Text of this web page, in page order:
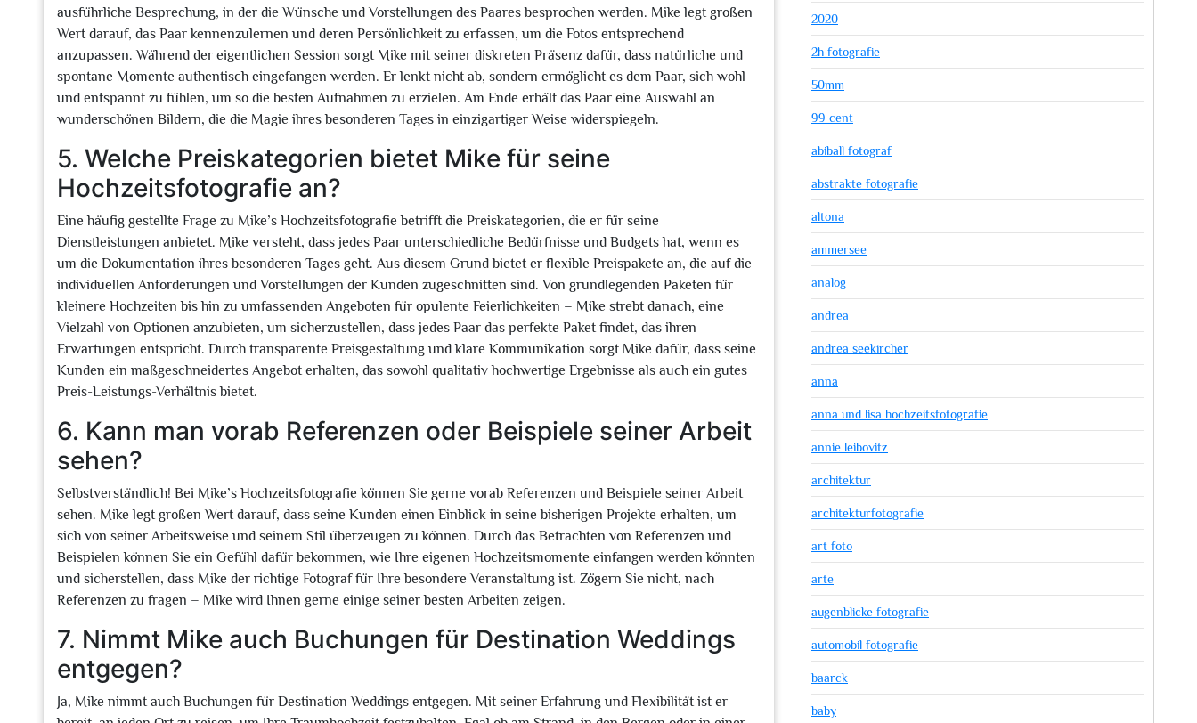
ausführliche Besprechung, in der die Wünsche und Vorstellungen des Paares besprochen werden. Mike legt großen
Wert darauf, das Paar kennenzulernen und deren Persönlichkeit zu erfassen, um die Fotos entsprechend
anzupassen. Während der eigentlichen Session sorgt Mike mit seiner diskreten Präsenz dafür, dass natürliche und
spontane Momente authentisch eingefangen werden. Er lenkt nicht ab, sondern ermöglicht es dem Paar, sich wohl
und entspannt zu fühlen, um so die besten Aufnahmen zu erzielen. Am Ende erhält das Paar eine Auswahl an
wunderschönen Bildern, die die Magie ihres besonderen Tages in einzigartiger Weise widerspiegeln.
5. Welche Preiskategorien bietet Mike für seine
Hochzeitsfotografie an?
Eine häufig gestellte Frage zu Mike’s Hochzeitsfotografie betrifft die Preiskategorien, die er für seine
Dienstleistungen anbietet. Mike versteht, dass jedes Paar unterschiedliche Bedürfnisse und Budgets hat, wenn es
um die Dokumentation ihres besonderen Tages geht. Aus diesem Grund bietet er flexible Preispakete an, die auf die
individuellen Anforderungen und Vorstellungen der Kunden zugeschnitten sind. Von grundlegenden Paketen für
kleinere Hochzeiten bis hin zu umfassenden Angeboten für opulente Feierlichkeiten – Mike strebt danach, eine
Vielzahl von Optionen anzubieten, um sicherzustellen, dass jedes Paar das perfekte Paket findet, das ihren
Erwartungen entspricht. Durch transparente Preisgestaltung und klare Kommunikation sorgt Mike dafür, dass seine
Kunden ein maßgeschneidertes Angebot erhalten, das sowohl qualitativ hochwertige Ergebnisse als auch ein gutes
Preis-Leistungs-Verhältnis bietet.
6. Kann man vorab Referenzen oder Beispiele seiner Arbeit
sehen?
Selbstverständlich! Bei Mike’s Hochzeitsfotografie können Sie gerne vorab Referenzen und Beispiele seiner Arbeit
sehen. Mike legt großen Wert darauf, dass seine Kunden einen Einblick in seine bisherigen Projekte erhalten, um
sich von seiner Arbeitsweise und seinem Stil überzeugen zu können. Durch das Betrachten von Referenzen und
Beispielen können Sie ein Gefühl dafür bekommen, wie Ihre eigenen Hochzeitsmomente einfangen werden könnten
und sicherstellen, dass Mike der richtige Fotograf für Ihre besondere Veranstaltung ist. Zögern Sie nicht, nach
Referenzen zu fragen – Mike wird Ihnen gerne einige seiner besten Arbeiten zeigen.
7. Nimmt Mike auch Buchungen für Destination Weddings
entgegen?
Ja, Mike nimmt auch Buchungen für Destination Weddings entgegen. Mit seiner Erfahrung und Flexibilität ist er
2020
2h fotografie
50mm
99 cent
abiball fotograf
abstrakte fotografie
altona
ammersee
analog
andrea
andrea seekircher
anna
anna und lisa hochzeitsfotografie
annie leibovitz
architektur
architekturfotografie
art foto
arte
augenblicke fotografie
automobil fotografie
baarck
baby